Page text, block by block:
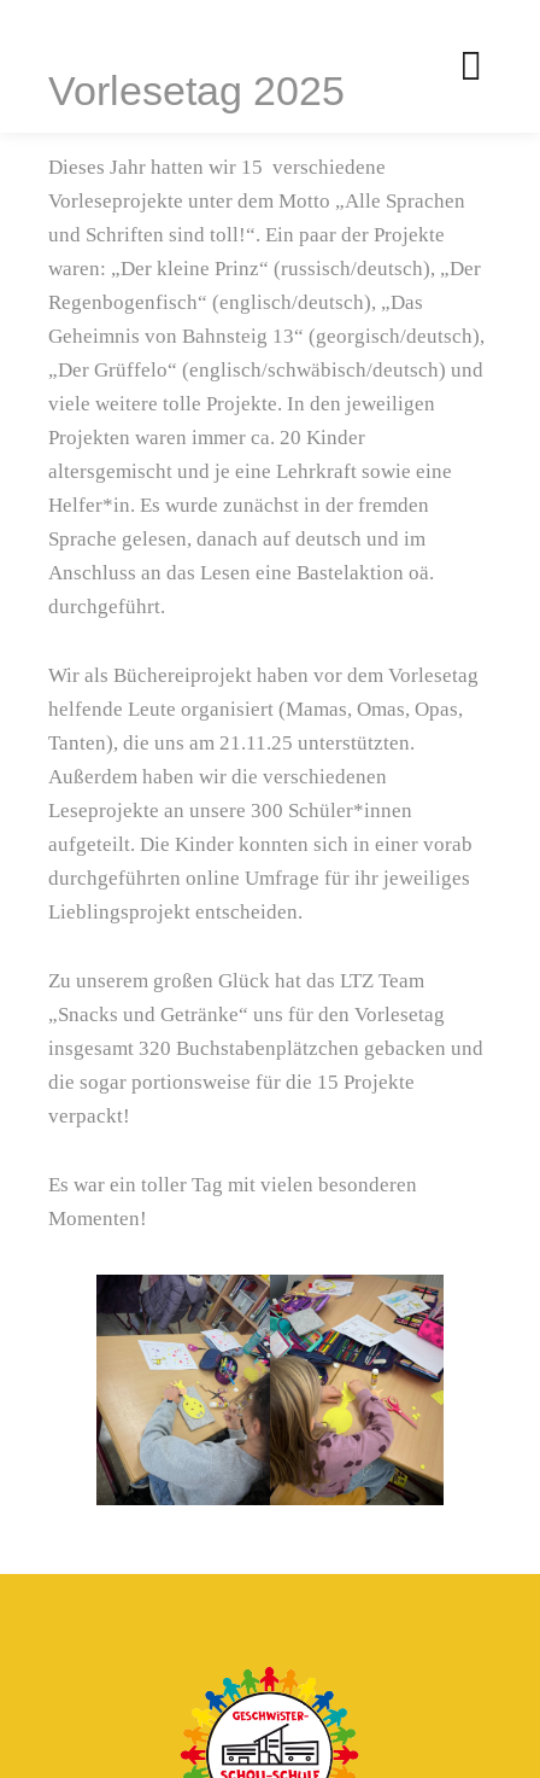
Vorlesetag 2025
Dieses Jahr hatten wir 15 verschiedene
Vorleseprojekte unter dem Motto „Alle Sprachen
und Schriften sind toll!“. Ein paar der Projekte
waren: „Der kleine Prinz“ (russisch/deutsch), „Der
Regenbogenfisch“ (englisch/deutsch), „Das
Geheimnis von Bahnsteig 13“ (georgisch/deutsch),
„Der Grüffelo“ (englisch/schwäbisch/deutsch) und
viele weitere tolle Projekte. In den jeweiligen
Projekten waren immer ca. 20 Kinder
altersgemischt und je eine Lehrkraft sowie eine
Helfer*in. Es wurde zunächst in der fremden
Sprache gelesen, danach auf deutsch und im
Anschluss an das Lesen eine Bastelaktion oä.
durchgeführt.
Wir als Büchereiprojekt haben vor dem Vorlesetag
helfende Leute organisiert (Mamas, Omas, Opas,
Tanten), die uns am 21.11.25 unterstützten.
Außerdem haben wir die verschiedenen
Leseprojekte an unsere 300 Schüler*innen
aufgeteilt. Die Kinder konnten sich in einer vorab
durchgeführten online Umfrage für ihr jeweiliges
Lieblingsprojekt entscheiden.
Zu unserem großen Glück hat das LTZ Team
„Snacks und Getränke“ uns für den Vorlesetag
insgesamt 320 Buchstabenplätzchen gebacken und
die sogar portionsweise für die 15 Projekte
verpackt!
Es war ein toller Tag mit vielen besonderen
Momenten!